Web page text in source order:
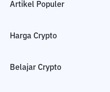
Artikel Populer
Harga Crypto
Belajar Crypto